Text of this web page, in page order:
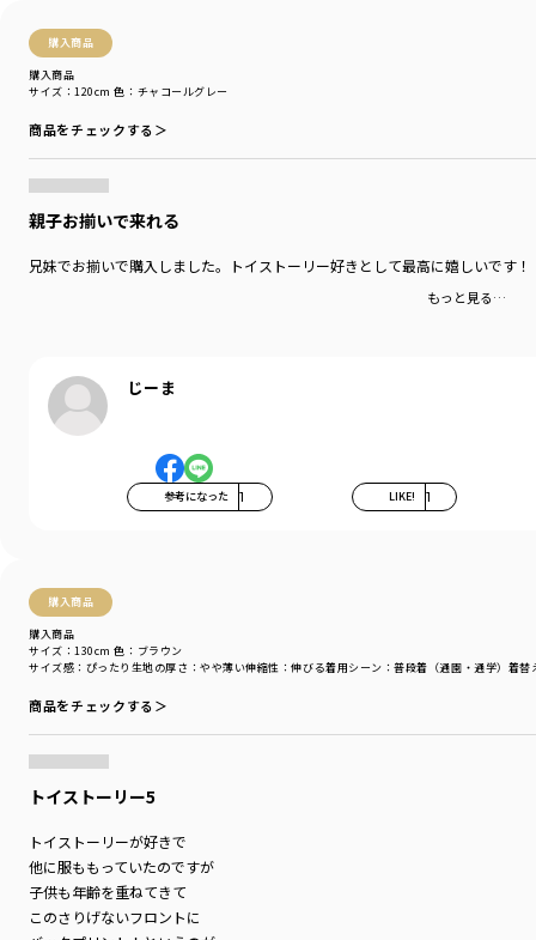
購入商品
購入商品
サイズ：120cm 色：チャコールグレー
商品をチェックする＞
親子お揃いで来れる
兄妹でお揃いで購入しました。トイストーリー好きとして最高に嬉しいです
もっと見る…
じーま
参考になった 1 LIKE! 1
購入商品
購入商品
サイズ感 ：ぴったり 生地の厚さ ：やや薄い伸縮性 ：伸びる着用シーン ：普段着（通園・通学） 着替
サイズ：130cm 色：ブラウン
商品をチェックする＞
トイストーリー5
トイストーリーが好きで
他に服ももっていたのですが
子供も年齢を重ねてきて
このさりげないフロントに